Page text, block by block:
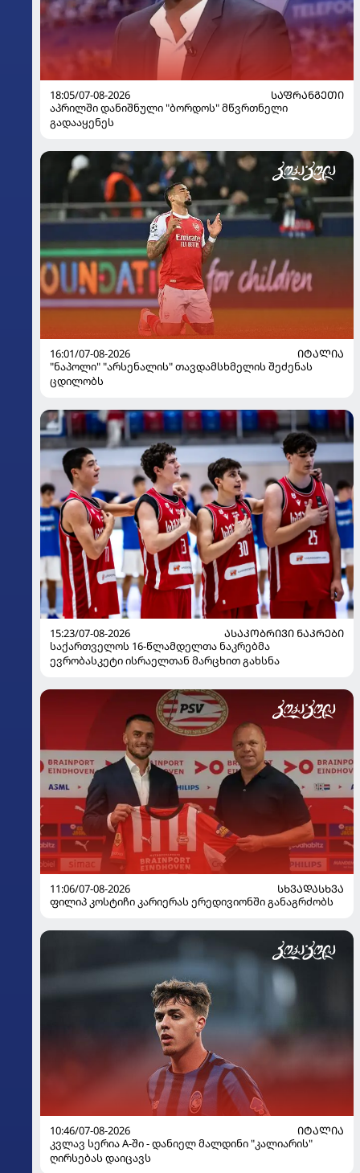
18:05/07-08-2026
ᲡᲐᲤᲠᲐᲜᲒᲔᲗᲘ
აპრილში დანიშნული "ბორდოს" მწვრთნელი
გადააყენეს
16:01/07-08-2026
ᲘᲢᲐᲚᲘᲐ
"ნაპოლი" "არსენალის" თავდამსხმელის შეძენას
ცდილობს
15:23/07-08-2026
ᲐᲡᲐᲙᲝᲑᲠᲘᲕᲘ ᲜᲐᲙᲠᲔᲑᲘ
საქართველოს 16-წლამდელთა ნაკრებმა
ევრობასკეტი ისრაელთან მარცხით გახსნა
11:06/07-08-2026
ᲡᲮᲕᲐᲓᲐᲡᲮᲕᲐ
ფილიპ კოსტიჩი კარიერას ერედივიონში განაგრძობს
10:46/07-08-2026
ᲘᲢᲐᲚᲘᲐ
კვლავ სერია A-ში - დანიელ მალდინი "კალიარის"
ღირსებას დაიცავს